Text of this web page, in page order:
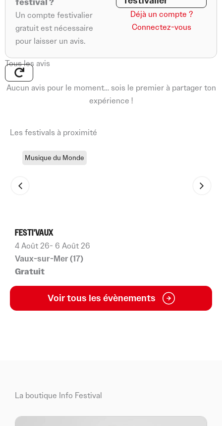
festival ?
Un compte festivalier
gratuit est nécessaire
pour laisser un avis.
Déjà un compte ?
Connectez-vous
Tous les avis
Aucun avis pour le moment… sois le premier à partager ton
expérience !
Les festivals à proximité
Musique du Monde
FESTI'VAUX
4 Août 26- 6 Août 26
Vaux-sur-Mer (17)
Gratuit
Voir tous les évènements
La boutique Info Festival